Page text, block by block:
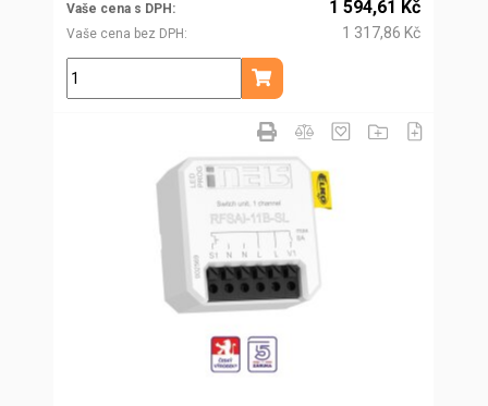
Vaše cena s DPH
Vaše cena bez DPH
1 594,61 Kč
1 317,86 Kč
ks
Přidat do košíku